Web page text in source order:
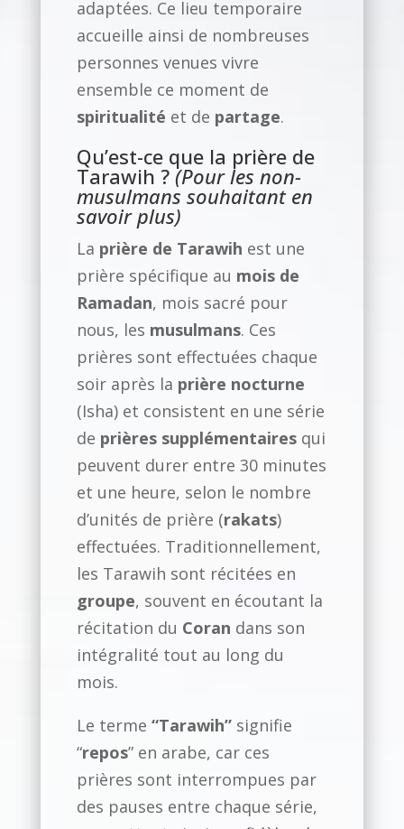
adaptées. Ce lieu temporaire
accueille ainsi de nombreuses
personnes venues vivre
ensemble ce moment de
spiritualité et de partage.
Qu’est-ce que la prière de
Tarawih ? (Pour les non-
musulmans souhaitant en
savoir plus)
La prière de Tarawih est une
prière spécifique au mois de
Ramadan, mois sacré pour
nous, les musulmans. Ces
prières sont effectuées chaque
soir après la prière nocturne
(Isha) et consistent en une série
de prières supplémentairesqui
peuvent durer entre 30 minutes
et une heure, selon le nombre
d’unités de prière (rakats)
effectuées. Traditionnellement,
les Tarawih sont récitées en
groupe, souvent en écoutant la
récitation du Coran dans son
intégralité tout au long du
mois.
Le terme “Tarawih”signifie
“repos” en arabe, car ces
prières sont interrompues par
des pauses entre chaque série,